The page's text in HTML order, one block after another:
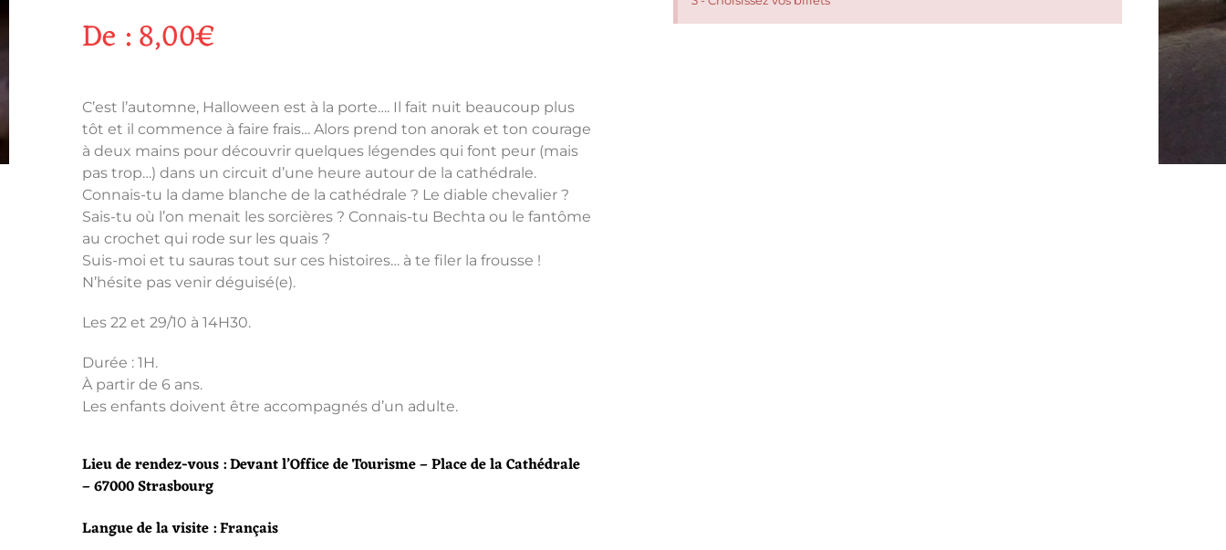
basé sur
notations
De :8,00€
C’est l’automne, Halloween est à la porte…. Il fait nuit beaucoup plus
tôt et il commence à faire frais… Alors prend ton anorak et ton courage
à deux mains pour découvrir quelques légendes qui font peur (mais
pas trop…) dans un circuit d’une heure autour de la cathédrale.
Connais-tu la dame blanche de la cathédrale ? Le diable chevalier ?
Sais-tu où l’on menait les sorcières ? Connais-tu Bechta ou le fantôme
au crochet qui rode sur les quais ?
Suis-moi et tu sauras tout sur ces histoires… à te filer la frousse !
N’hésite pas venir déguisé(e).
Les 22 et 29/10 à 14H30.
Durée : 1H.
À partir de 6 ans.
Les enfants doivent être accompagnés d’un adulte.
Lieu de rendez-vous : Devant l’Office de Tourisme – Place de la Cathédrale
– 67000 Strasbourg
Langue de la visite : Français